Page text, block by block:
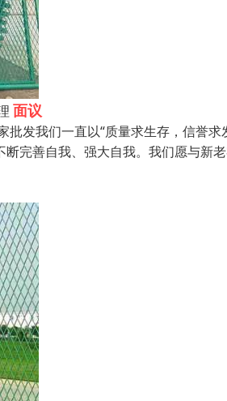
面议
发我们一直以“质量求生存，信誉
完善自我、强大自我。我们愿与新